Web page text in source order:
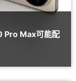
Pro Max可能配